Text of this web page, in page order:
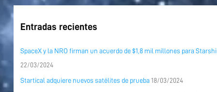
Entradas recientes
SpaceX y la NRO firman un acuerdo de $1,8 mil millones para
22/03/2024
Startical adquiere nuevos satélites de prueba 18/03/2024